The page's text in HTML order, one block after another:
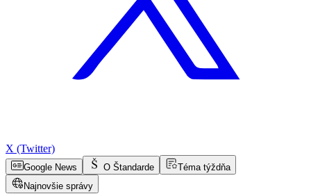
X (Twitter)
Google News O Štandarde
Téma týždňa
Najnovšie správy